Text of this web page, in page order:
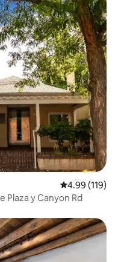
Calificación
4.99 (119)
Plaza y Canyon Rd